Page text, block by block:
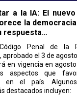
a la IA: El nuevo
la democracia
respuesta…
Penal de la
aprobado el 3 de
en vigencia en
aspectos que
en el país.
destacados incluyen: